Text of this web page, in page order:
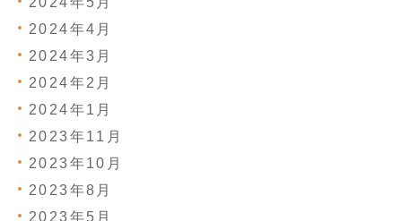
2024年4月
2024年3月
2024年2月
2024年1月
2023年11月
2023年10月
2023年8月
2023年5月